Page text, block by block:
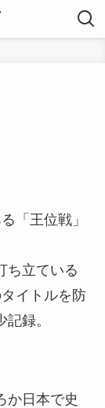
「王位戦」
ち立ている
イトルを防
録。
か日本で史